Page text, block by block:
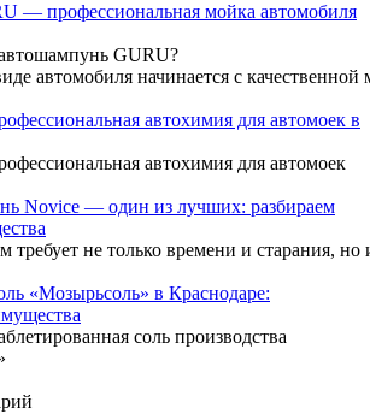
— профессиональная мойка автомобиля
GURU?
автомобиля начинается с качественной
автохимия для автомоек в
автохимия для автомоек
Novice — один из лучших: разбираем
требует не только времени и старания,
«Мозырьсоль» в Краснодаре:
соль производства